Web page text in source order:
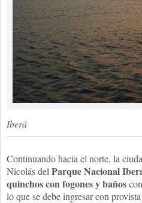
Iberá
Continuando hacia el norte, la
Nicolás del Parque Nacional
quinchos con fogones y baños
lo que se debe ingresar con